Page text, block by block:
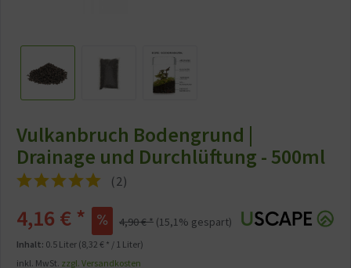
Vulkanbruch Bodengrund |
Drainage und Durchlüftung - 500ml
(2)
4,16 € * 4,90 € * (15,1% gespart)
Inhalt: 0.5 Liter (8,32 € * / 1 Liter)
inkl. MwSt. zzgl. Versandkosten